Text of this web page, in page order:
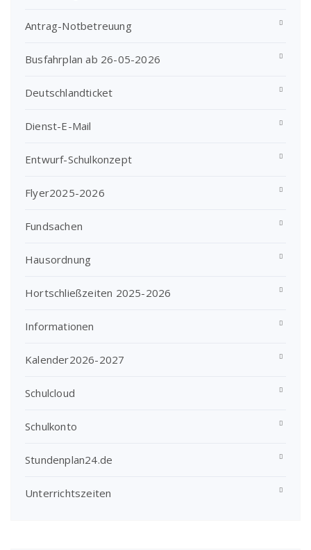
Antrag-Notbetreuung
Busfahrplan ab 26-05-2026
Deutschlandticket
Dienst-E-Mail
Entwurf-Schulkonzept
Flyer2025-2026
Fundsachen
Hausordnung
Hortschließzeiten 2025-2026
Informationen
Kalender2026-2027
Schulcloud
Schulkonto
Stundenplan24.de
Unterrichtszeiten